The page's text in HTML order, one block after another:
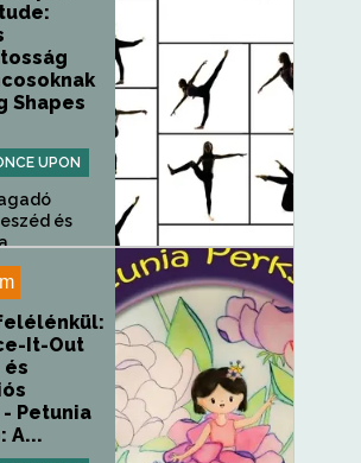
Shapes
UPON
és
It-Out
és
Petunia
A...